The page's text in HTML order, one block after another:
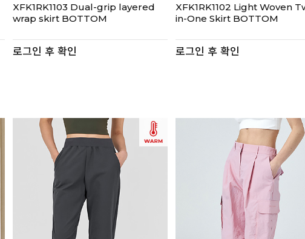
XFK1RK1103 Dual-grip layered
wrap skirt BOTTOM
로그인 후 확인
XFK1RK1102 Light Woven
in-One Skirt BOTTOM
로그인 후 확인